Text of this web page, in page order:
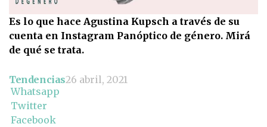
Es lo que hace Agustina Kupsch a través de su
cuenta en Instagram Panóptico de género. Mirá
de qué se trata.
Tendencias26 abril, 2021
Whatsapp
Twitter
Facebook